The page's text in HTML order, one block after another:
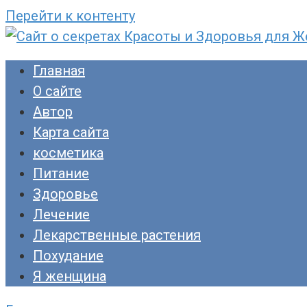
Перейти к контенту
Сайт о секретах Красоты и Здоровья для
Раскройте тайны ухода за собой, питания
прекрасны!
Главная
О сайте
Автор
Карта сайта
косметика
Питание
Здоровье
Лечение
Лекарственные растения
Похудание
Я женщина